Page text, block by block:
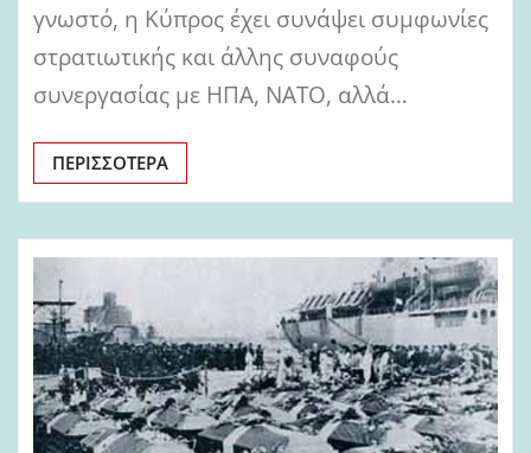
γνωστό, η Κύπρος έχει συνάψει συμφωνίες
στρατιωτικής και άλλης συναφούς
συνεργασίας με ΗΠΑ, ΝΑΤΟ, αλλά…
ΠΕΡΙΣΣΌΤΕΡΑ